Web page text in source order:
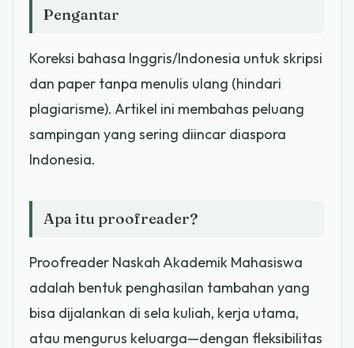
Pengantar
Koreksi bahasa Inggris/Indonesia untuk skripsi
dan paper tanpa menulis ulang (hindari
plagiarisme). Artikel ini membahas peluang
sampingan yang sering diincar diaspora
Indonesia.
Apa itu proofreader?
Proofreader Naskah Akademik Mahasiswa
adalah bentuk penghasilan tambahan yang
bisa dijalankan di sela kuliah, kerja utama,
atau mengurus keluarga—dengan fleksibilitas